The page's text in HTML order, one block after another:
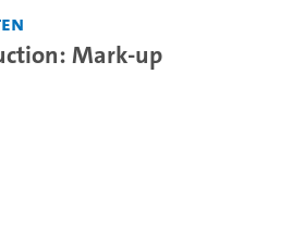
Mark-up